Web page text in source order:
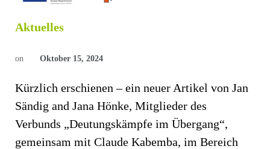
Aktuelles
on Oktober 15, 2024
Kürzlich erschienen – ein neuer Artikel von Jan
Sändig and Jana Hönke, Mitglieder des
Verbunds „Deutungskämpfe im Übergang“,
gemeinsam mit Claude Kabemba, im Bereich